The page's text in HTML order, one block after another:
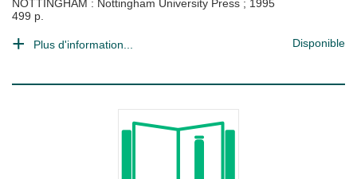
NOTTINGHAM : Nottingham University Press ; 1995
499 p.
Plus d'information... Disponible